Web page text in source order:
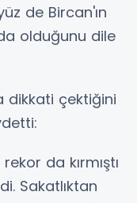
de Bircan'ın
olduğunu dile
dikkati çektiğini
da kırmıştı
Sakatlıktan